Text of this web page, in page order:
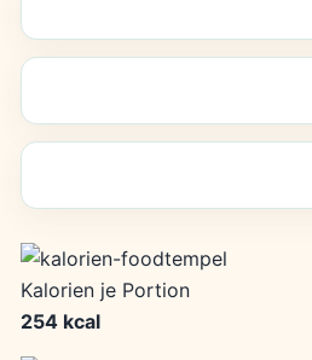
Kalorien je Portion
254 kcal